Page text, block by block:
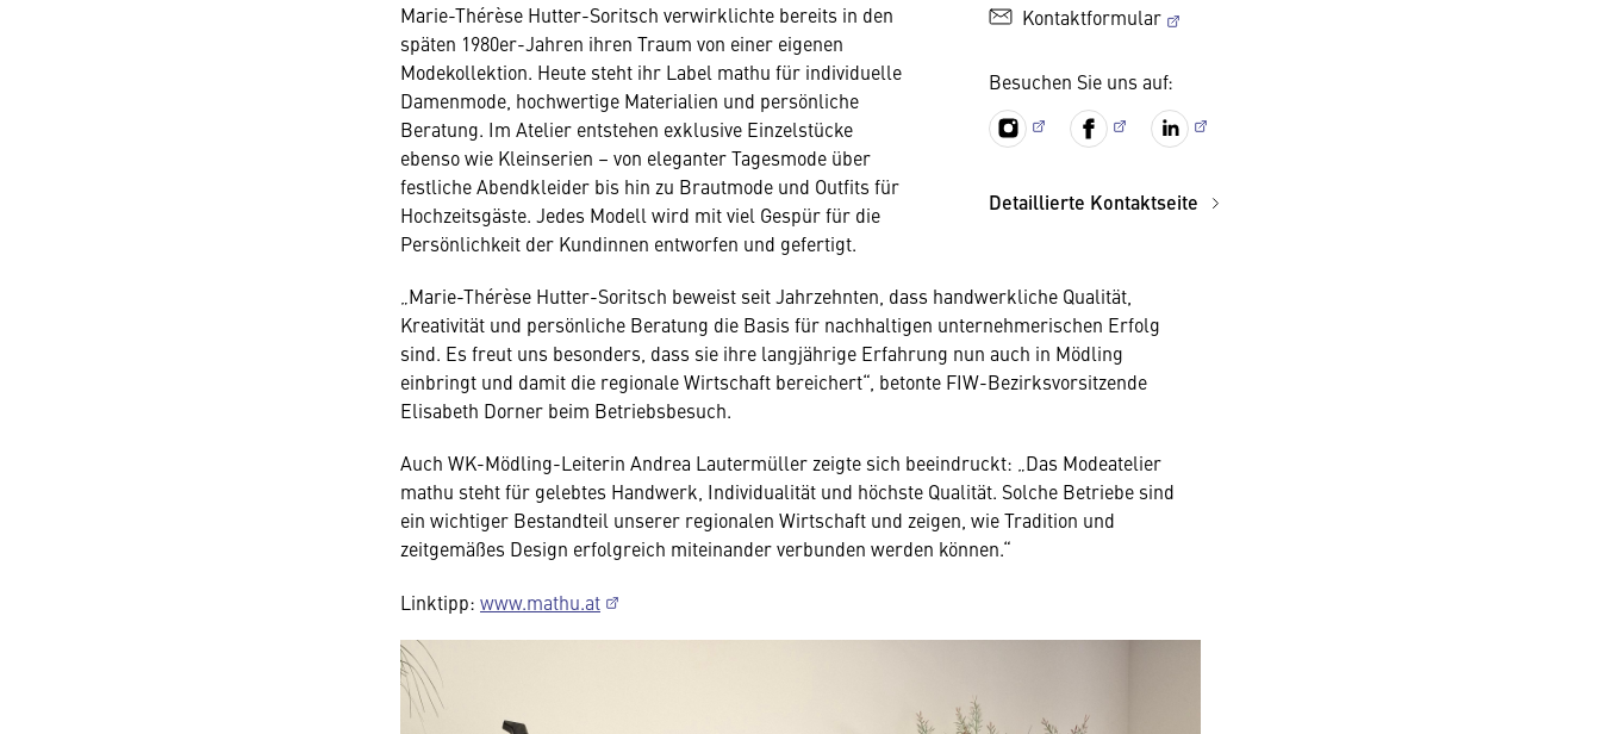
Kontaktformular
Besuchen Sie uns auf:
Detaillierte Kontaktseite
Marie-Thérèse Hutter-Soritsch verwirklichte bereits in den
späten 1980er-Jahren ihren Traum von einer eigenen
Modekollektion. Heute steht ihr Label mathu für individuelle
Damenmode, hochwertige Materialien und persönliche
Beratung. Im Atelier entstehen exklusive Einzelstücke
ebenso wie Kleinserien – von eleganter Tagesmode über
festliche Abendkleider bis hin zu Brautmode und Outfits für
Hochzeitsgäste. Jedes Modell wird mit viel Gespür für die
Persönlichkeit der Kundinnen entworfen und gefertigt.
„Marie-Thérèse Hutter-Soritsch beweist seit Jahrzehnten, dass handwerkliche Qualität,
Kreativität und persönliche Beratung die Basis für nachhaltigen unternehmerischen Erfolg
sind. Es freut uns besonders, dass sie ihre langjährige Erfahrung nun auch in Mödling
einbringt und damit die regionale Wirtschaft bereichert“, betonte FIW-Bezirksvorsitzende
Elisabeth Dorner beim Betriebsbesuch.
Auch WK-Mödling-Leiterin Andrea Lautermüller zeigte sich beeindruckt: „Das Modeatelier
mathu steht für gelebtes Handwerk, Individualität und höchste Qualität. Solche Betriebe sind
ein wichtiger Bestandteil unserer regionalen Wirtschaft und zeigen, wie Tradition und
zeitgemäßes Design erfolgreich miteinander verbunden werden können.“
Linktipp: www.mathu.at